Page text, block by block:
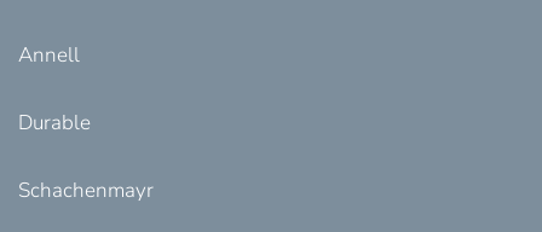
Annell
Durable
Schachenmayr